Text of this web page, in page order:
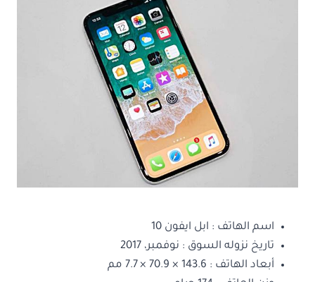
اسم الهاتف : ابل ايفون 10
تاريخ نزوله السوق : نوفمبر، 2017
أبعاد الهاتف : 143.6 × 70.9 × 7.7 مم